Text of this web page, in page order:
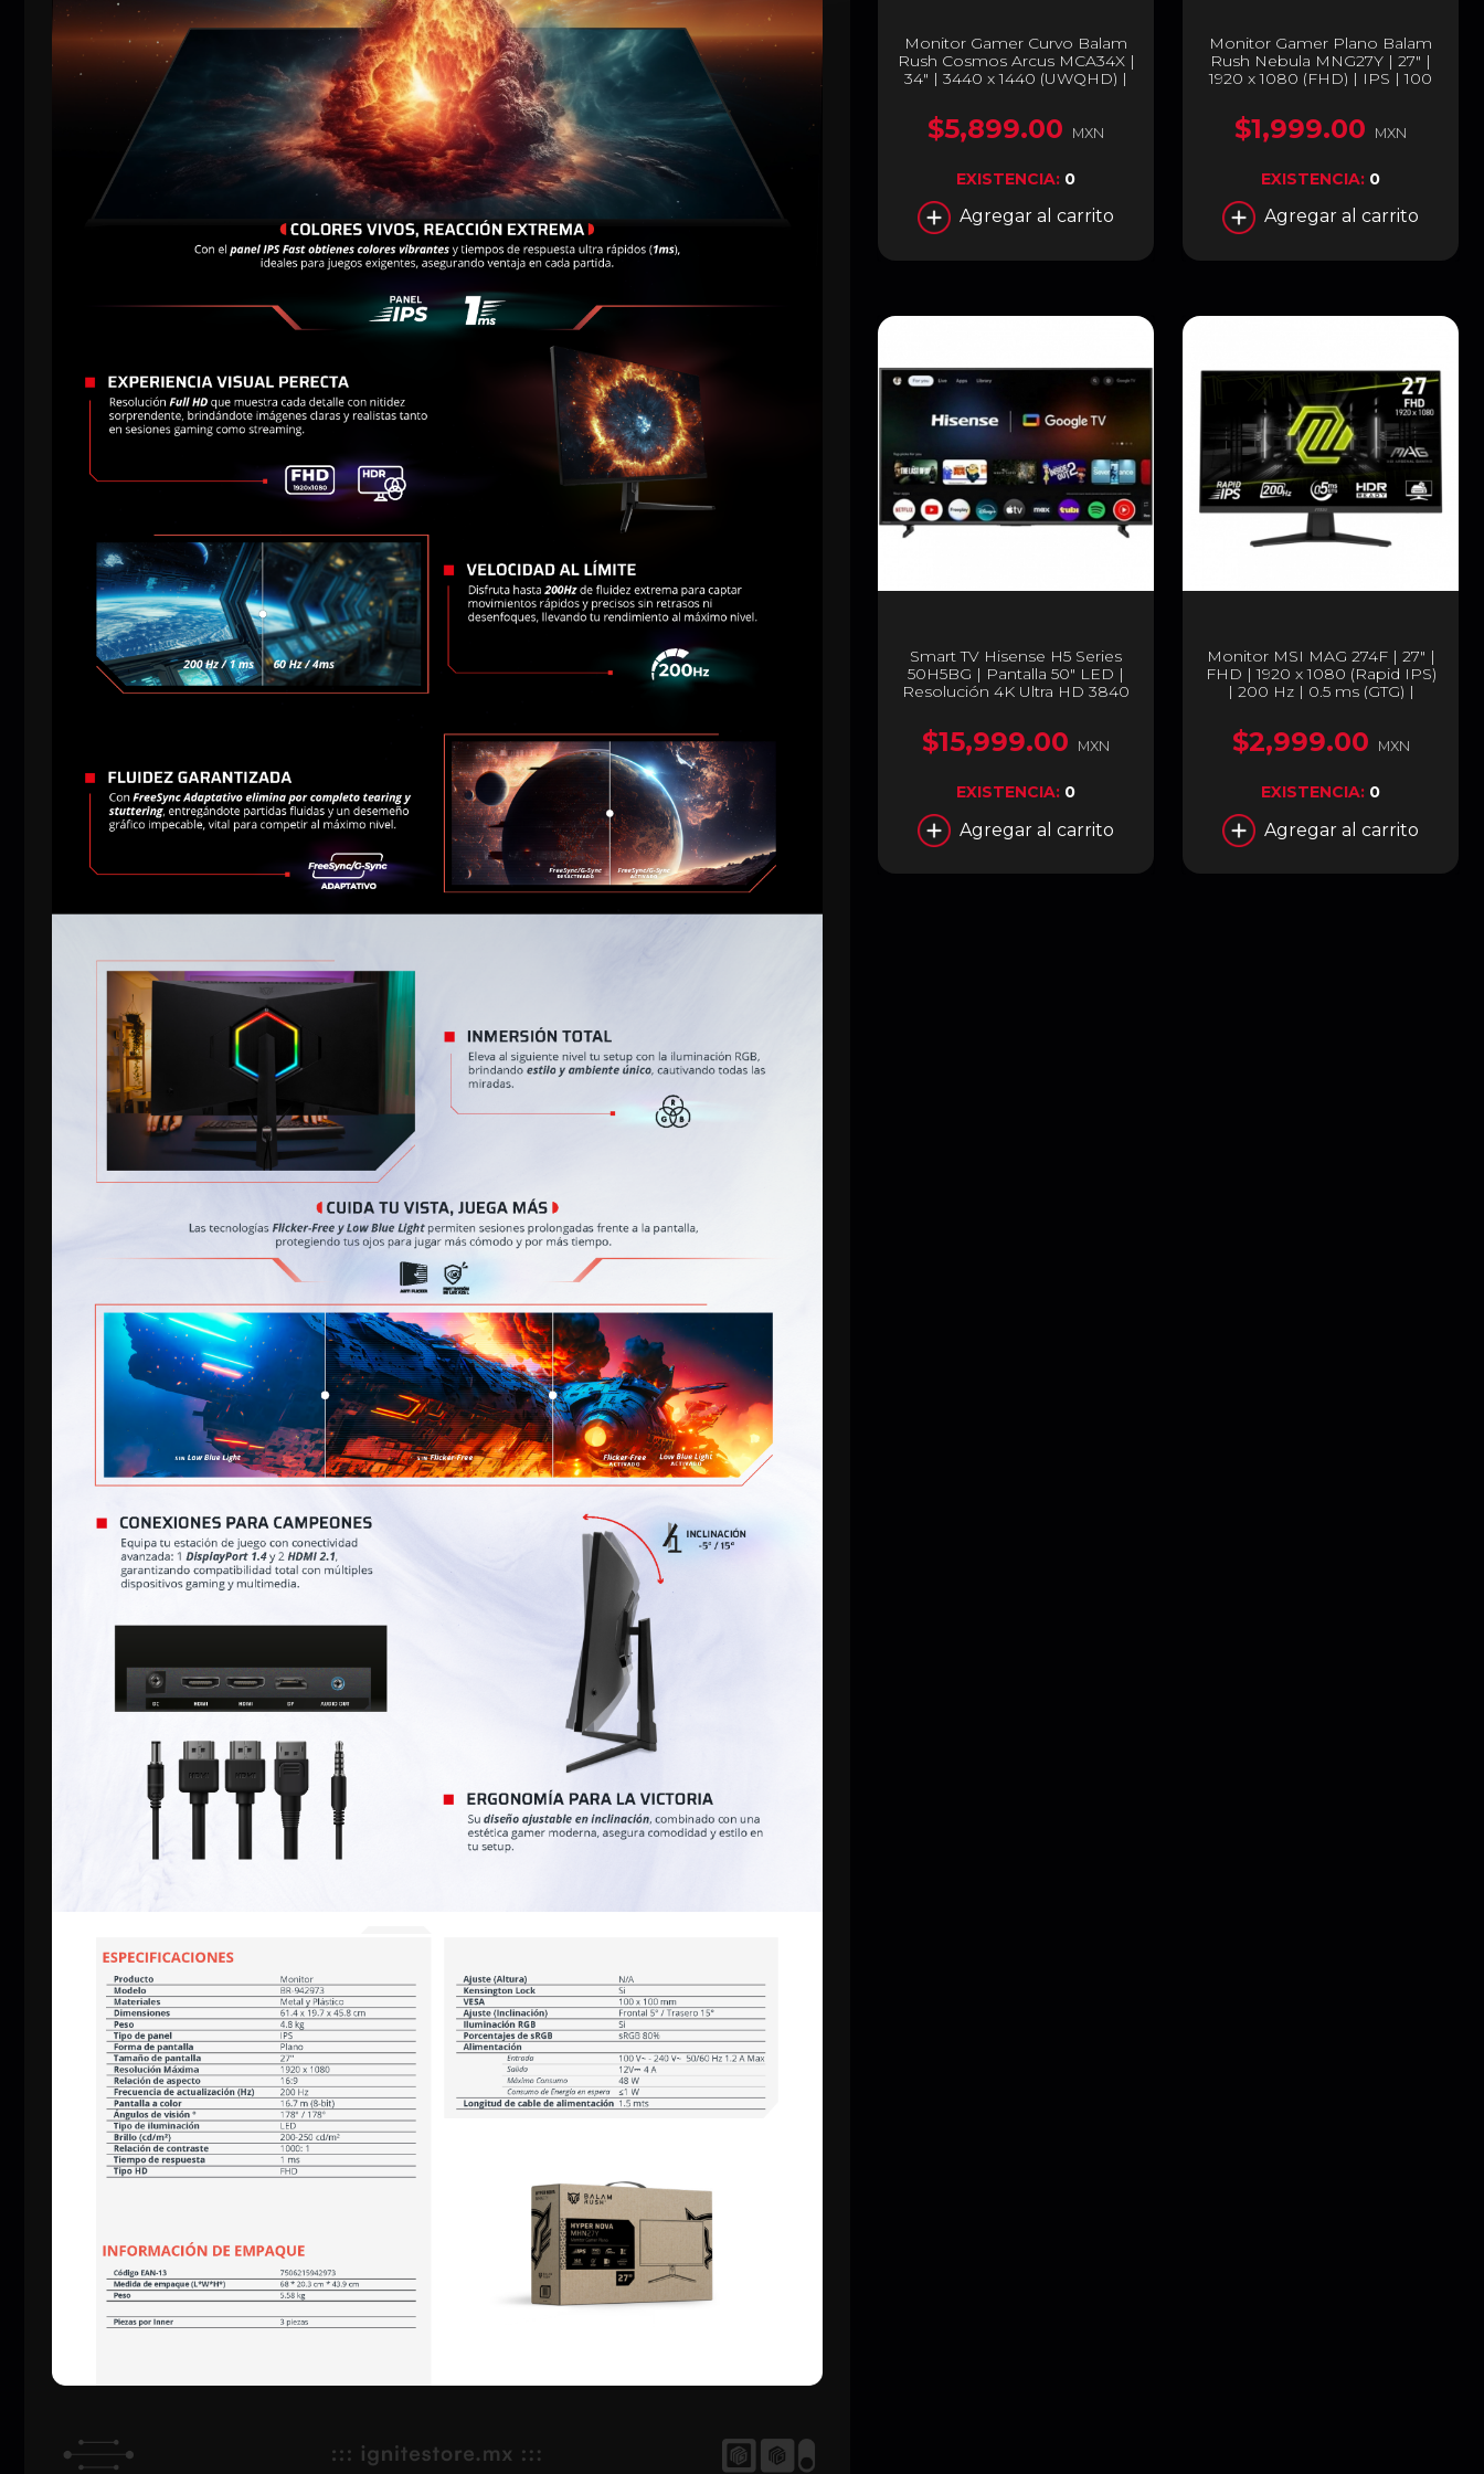
Monitor Gamer Curvo Balam
Rush Cosmos Arcus MCA34X |
34" | 3440 x 1440 (UWQHD) |
FreeSync / G-Sync / PIP / PBP
| Bocinas Integradas | HDMI
2.1 / DisplayPort 1.4 | Negro |
$5,899.00 MXN
EXISTENCIA: 0
Agregar al carrito
Monitor Gamer Plano Balam
Rush Nebula MNG27Y | 27" |
1920 x 1080 (FHD) | IPS | 100
HDMI 2.1 / DisplayPort 1.4 /
Jack 3.5 mm | Negro | BR-
$1,999.00 MXN
EXISTENCIA: 0
Agregar al carrito
Smart TV Hisense H5 Series
50H5BG | Pantalla 50" LED |
Resolución 4K Ultra HD 3840
$15,999.00 MXN
EXISTENCIA: 0
Agregar al carrito
Monitor MSI MAG 274F | 27" |
FHD | 1920 x 1080 (Rapid IPS)
| 200 Hz | 0.5 ms (GTG) |
DisplayPort | Negro | MAG
274F
$2,999.00 MXN
EXISTENCIA: 0
Agregar al carrito